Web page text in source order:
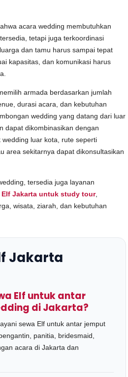
acara wedding membutuhkan
tetapi juga terkoordinasi
dan tamu harus sampai tepat
kapasitas, dan komunikasi harus
armada berdasarkan jumlah
durasi acara, dan kebutuhan
wedding yang datang dari luar
dapat dikombinasikan dengan
luar kota, rute seperti
area sekitarnya dapat dikonsultasikan
tersedia juga layanan
Elf Jakarta untuk study tour,
wisata, ziarah, dan kebutuhan
Jakarta
Elf untuk antar
di Jakarta?
sewa Elf untuk antar jemput
panitia, bridesmaid,
acara di Jakarta dan